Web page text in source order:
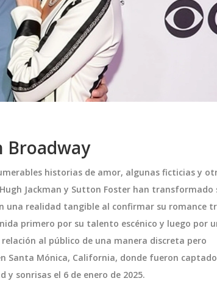
Broadway
historias de amor, algunas ficticias y
Jackman y Sutton Foster han transformado
una realidad tangible al confirmar su romance
primero por su talento escénico y luego por
al público de una manera discreta pero
Santa Mónica, California, donde fueron
sonrisas el 6 de enero de 2025.